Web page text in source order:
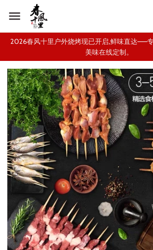
2026春风十里户外烧烤现已开启,鲜味直达——
美味在线定制。
Back to previous
FAQ-常见问题